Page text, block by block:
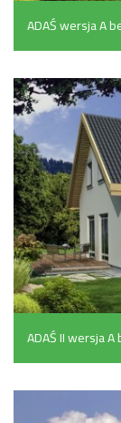
ADAŚ wersja A
ADAŚ II wersja